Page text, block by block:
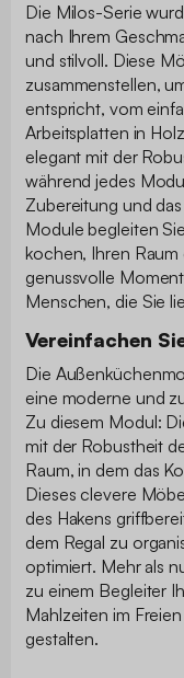
Die Milos-Serie
nach Ihrem
und stilvoll. Diese
zusammenstellen,
entspricht, vom
Arbeitsplatten in
elegant mit der
während jedes
Zubereitung und
Module begleiten
kochen, Ihren
genussvolle
Menschen, die Sie
Vereinfachen
Die
eine moderne und
Zu diesem Modul:
mit der Robustheit
Raum, in dem das
Dieses clevere
des Hakens
dem Regal zu
optimiert. Mehr als
zu einem Begleiter
Mahlzeiten im
gestalten.